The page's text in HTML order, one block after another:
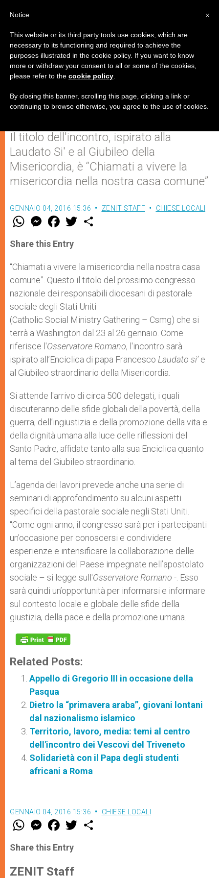
A Washington il congresso dei
responsabili di pastorale
statunitensi
Il titolo dell'incontro, ispirato alla
Laudato Si' e al Giubileo della
Misericordia, è “Chiamati a vivere la
misericordia nella nostra casa comune”
GENNAIO 04, 2016 15:36 ZENIT STAFF CHIESE LOCALI
W
t
s
p
p
M
e
s
e
g
e
F
a
e
b
o
k
w
r
Share this Entry
“Chiamati a vivere la misericordia nella nostra casa
comune”. Questo il titolo del prossimo congresso
nazionale dei responsabili diocesani di pastorale
sociale degli Stati Uniti
(Catholic Social Ministry Gathering – Csmg) che si
terrà a Washington dal 23 al 26 gennaio. Come
riferisce l'Osservatore Romano, l'incontro sarà
ispirato all’Enciclica di papa Francesco Laudato si’e
al Giubileo straordinario della Misericordia.
Si attende l'arrivo di circa 500 delegati, i quali
discuteranno delle sfide globali della povertà, della
guerra, dell’ingiustizia e della promozione della vita e
della dignità umana alla luce delle riflessioni del
Santo Padre, affidate tanto alla sua Enciclica quanto
al tema del Giubileo straordinario.
L’agenda dei lavori prevede anche una serie di
seminari di approfondimento su alcuni aspetti
specifici della pastorale sociale negli Stati Uniti.
“Come ogni anno, il congresso sarà per i partecipanti
un’occasione per conoscersi e condividere
esperienze e intensificare la collaborazione delle
organizzazioni del Paese impegnate nell’apostolato
sociale – si legge sull'Osservatore Romano -. Esso
sarà quindi un’opportunità per informarsi e informare
sul contesto locale e globale delle sfide della
giustizia, della pace e della promozione umana.
Related Posts:
Appello di Gregorio III in occasione della
Pasqua
Dietro la “primavera araba”, giovani lontani
dal nazionalismo islamico
Territorio, lavoro, media: temi al centro
dell'incontro dei Vescovi del Triveneto
Solidarietà con il Papa degli studenti
africani a Roma
GENNAIO 04, 2016 15:36 CHIESE LOCALI
W
t
s
p
p
M
e
s
e
g
e
F
a
e
b
o
k
w
Share this Entry
ZENIT Staff
x
Notice
This website or its third party tools use cookies, which are
necessary to its functioning and required to achieve the
purposes illustrated in the cookie policy. If you want to know
more or withdraw your consent to all or some of the cookies,
please refer to the cookie policy
By closing this banner, scrolling this page, clicking a link or
continuing to browse otherwise, you agree to the use of cookies.